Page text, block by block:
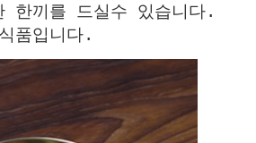
한끼를 드실수 있습니다.
품입니다.